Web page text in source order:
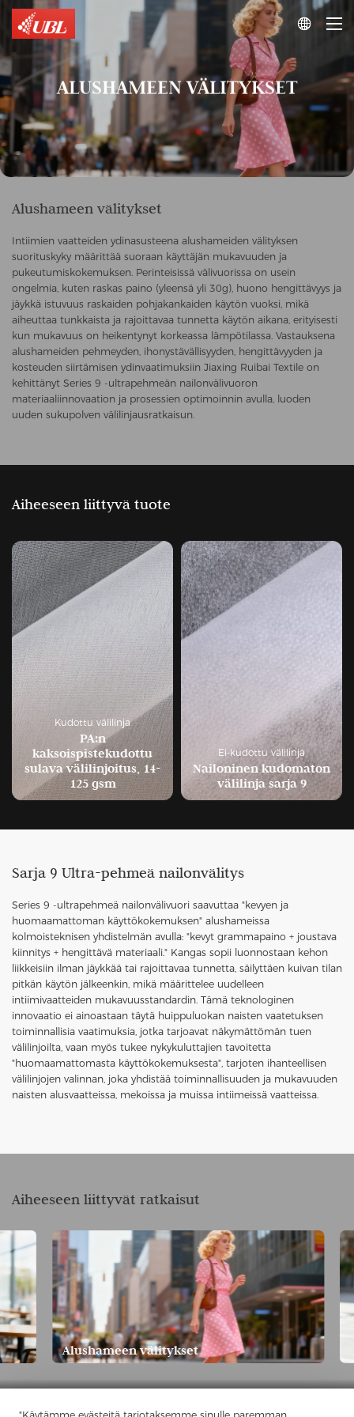

ALUSHAMEEN VÄLITYKSET
Alushameen välitykset
Intiimien vaatteiden ydinasusteena alushameiden välityksen
suorituskyky määrittää suoraan käyttäjän mukavuuden ja
pukeutumiskokemuksen. Perinteisissä välivuorissa on usein
ongelmia, kuten raskas paino (yleensä yli 30g), huono hengittävyys ja
jäykkä istuvuus raskaiden pohjakankaiden käytön vuoksi, mikä
aiheuttaa tunkkaista ja rajoittavaa tunnetta käytön aikana, erityisesti
kun mukavuus on heikentynyt korkeassa lämpötilassa. Vastauksena
alushameiden pehmeyden, ihonystävällisyyden, hengittävyyden ja
kosteuden siirtämisen ydinvaatimuksiin Jiaxing Ruibai Textile on
kehittänyt Series 9 -ultrapehmeän nailonvälivuoron
materiaaliinnovaation ja prosessien optimoinnin avulla, luoden
uuden sukupolven välilinjausratkaisun.
Aiheeseen liittyvä tuote
Kudottu välilinja
PA:n
kaksoispistekudottu
sulava välilinjoitus, 14-
125 gsm
Ei-kudottu välilinja
Nailoninen kudomaton
välilinja sarja 9
Sarja 9 Ultra-pehmeä nailonvälitys
Series 9 -ultrapehmeä nailonvälivuori saavuttaa "kevyen ja
huomaamattoman käyttökokemuksen" alushameissa
kolmoisteknisen yhdistelmän avulla: "kevyt grammapaino + joustava
kiinnitys + hengittävä materiaali." Kangas sopii luonnostaan kehon
liikkeisiin ilman jäykkää tai rajoittavaa tunnetta, säilyttäen kuivan tilan
pitkän käytön jälkeenkin, mikä määrittelee uudelleen
intiimivaatteiden mukavuusstandardin. Tämä teknologinen
innovaatio ei ainoastaan täytä huippuluokan naisten vaatetuksen
toiminnallisia vaatimuksia, jotka tarjoavat näkymättömän tuen
välilinjoilta, vaan myös tukee nykykuluttajien tavoitetta
"huomaamattomasta käyttökokemuksesta", tarjoten ihanteellisen
välilinjojen valinnan, joka yhdistää toiminnallisuuden ja mukavuuden
naisten alusvaatteissa, mekoissa ja muissa intiimeissä vaatteissa.
Aiheeseen liittyvät ratkaisut
Alushameen välitykset